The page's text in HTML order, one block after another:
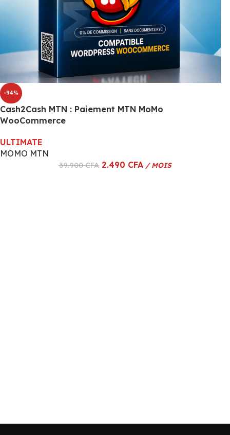
-94%
Cash2Cash MTN : Paiement MTN MoMo
WooCommerce
ULTIMATE
MOMO MTN
39.900CFA 2.490 CFA/ MOIS